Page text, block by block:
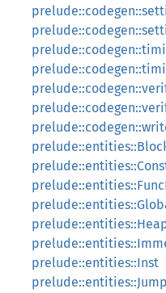
prelude::entities::Inst